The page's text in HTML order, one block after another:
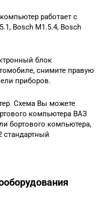
работает с
Bosch M1.5.4, Bosch
блок
снимите правую
приборов.
Схема Вы можете
компьютера ВАЗ
бортового компьютера,
стандартный